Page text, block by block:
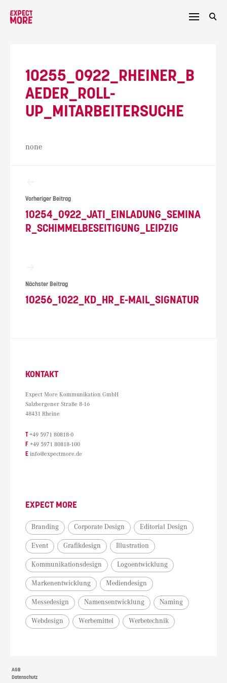
10255_0922_RHEINER_B
AEDER_ROLL-
UP_MITARBEITERSUCHE
none
Vorheriger Beitrag
10254_0922_JATI_EINLADUNG_SEMINA
R_SCHIMMELBESEITIGUNG_LEIPZIG
Nächster Beitrag
10256_1022_KD_HR_E-MAIL_SIGNATUR
KONTAKT
Expect More Kommunikation GmbH
Salzbergener Straße 8-16
48431 Rheine
T +49 5971 80818-0
F +49 5971 80818-100
E info@expectmore.de
EXPECT MORE
Branding Corporate Design Editorial Design
Event Grafikdesign Illustration
Kommunikationsdesign Logoentwicklung
Markenentwicklung Mediendesign
Messedesign Namensentwicklung Naming
Webdesign Werbemittel Werbetechnik
AGB
Datenschutz